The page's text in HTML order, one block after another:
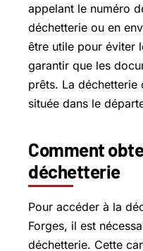
appelant le numéro
déchetterie ou en
être utile pour éviter
garantir que les
prêts. La déchetterie
située dans le
Comment
déchetterie
Pour accéder à la
Forges, il est
déchetterie. Cette